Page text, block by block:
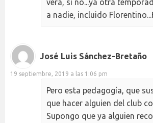
verá, si no...ya otra
a nadie, incluido
José Luis Sánchez-Bretaño
19 septiembre, 2019 a las 1:06 pm
Pero esta pedagogía, que
que hacer alguien del club
Supongo que ya alguien